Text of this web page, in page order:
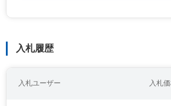
入札履歴
入札ユーザー 入札